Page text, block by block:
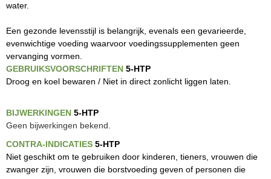
water.
Een gezonde levensstijl is belangrijk, evenals een gevarieerde,
evenwichtige voeding waarvoor voedingssupplementen geen
vervanging vormen.
GEBRUIKSVOORSCHRIFTEN 5-HTP
Droog en koel bewaren / Niet in direct zonlicht liggen laten.
BIJWERKINGEN 5-HTP
Geen bijwerkingen bekend.
CONTRA-INDICATIES 5-HTP
Niet geschikt om te gebruiken door kinderen, tieners, vrouwen die
zwanger zijn, vrouwen die borstvoeding geven of personen die